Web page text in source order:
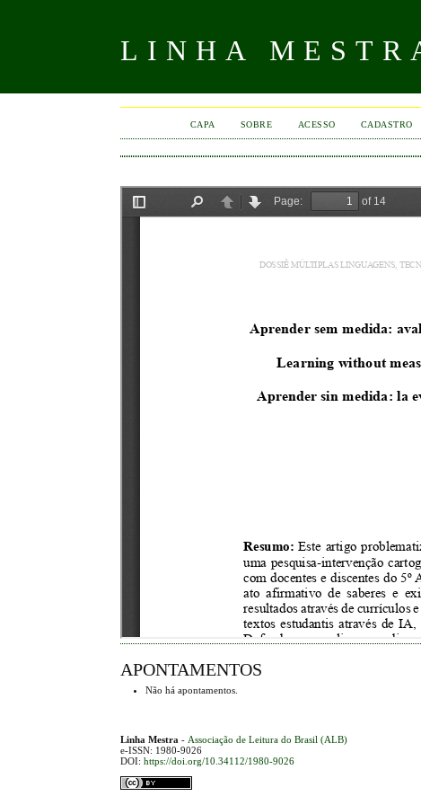
LINHA
CAPA SOBRE ACESSO CADASTRO
APONTAMENTOS
Não há apontamentos.
Linha Mestra- Associação de Leitura do Brasil (ALB)
e-ISSN: 1980-9026
DOI:https://doi.org/10.34112/1980-9026